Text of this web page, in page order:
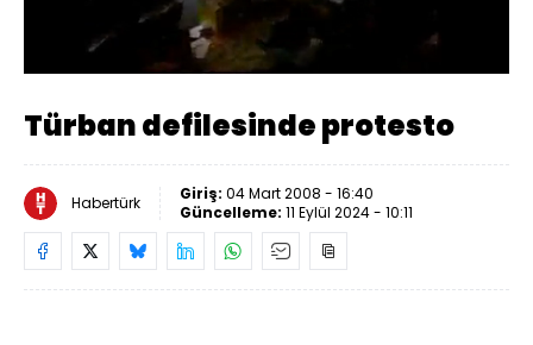
Sesi
Aç
Yüklendi:
28.75%
Hızı
Türban defilesinde protesto
Habertürk Giriş: 04 Mart 2008 - 16:40
Güncelleme: 11 Eylül 2024 - 10:11